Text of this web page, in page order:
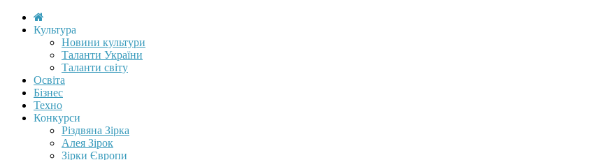
Культура
Новини культури
Таланти України
Таланти світу
Освіта
Бізнес
Техно
Конкурси
Різдвяна Зірка
Алея Зірок
Зірки Європи